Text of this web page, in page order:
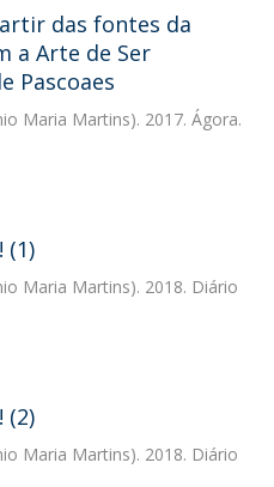
das fontes da
a Arte de Ser
Pascoaes
Maria Martins). 2017. Ágora.
(1)
Maria Martins). 2018. Diário
(2)
Maria Martins). 2018. Diário